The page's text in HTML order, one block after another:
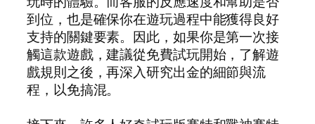
到位，也是確保你在遊玩過程中能獲得良好
支持的關鍵要素。因此，如果你是第一次接
觸這款遊戲，建議從免費試玩開始，了解遊
戲規則之後，再深入研究出金的細節與流
程，以免搞混。